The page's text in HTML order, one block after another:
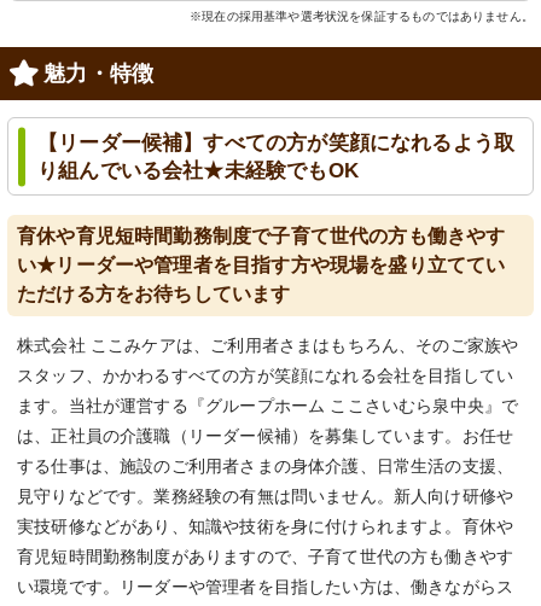
※現在の採用基準や選考状況を保証するものではありません。
魅力・特徴
【リーダー候補】すべての方が笑顔になれるよう取
り組んでいる会社★未経験でもOK
育休や育児短時間勤務制度で子育て世代の方も働きやす
い★リーダーや管理者を目指す方や現場を盛り立ててい
ただける方をお待ちしています
株式会社 ここみケアは、ご利用者さまはもちろん、そのご家族や
スタッフ、かかわるすべての方が笑顔になれる会社を目指してい
ます。当社が運営する『グループホーム ここさいむら泉中央』で
は、正社員の介護職（リーダー候補）を募集しています。お任せ
する仕事は、施設のご利用者さまの身体介護、日常生活の支援、
見守りなどです。業務経験の有無は問いません。新人向け研修や
実技研修などがあり、知識や技術を身に付けられますよ。育休や
育児短時間勤務制度がありますので、子育て世代の方も働きやす
い環境です。リーダーや管理者を目指したい方は、働きながらス